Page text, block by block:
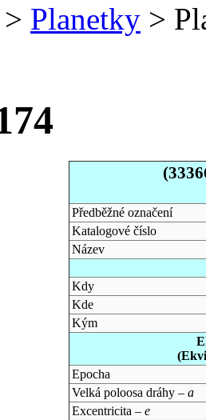
> Planetky >
Předběžné označení
Katalogové číslo
Název
Kdy
Kde
Kým
Epocha
Velká poloosa dráhy – a
Excentricita – e